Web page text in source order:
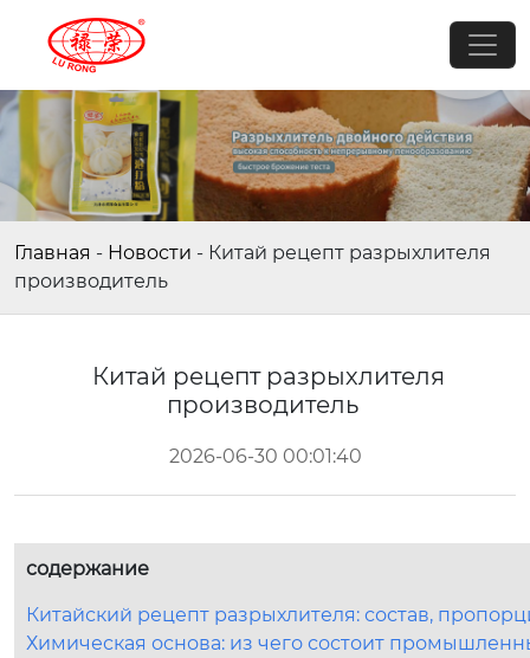
Главная - Новости - Китай рецепт разрыхлителя
производитель
Китай рецепт разрыхлителя
производитель
2026-06-30 00:01:40
содержание
Китайский рецепт разрыхлителя: состав,
Химическая основа: из чего состоит